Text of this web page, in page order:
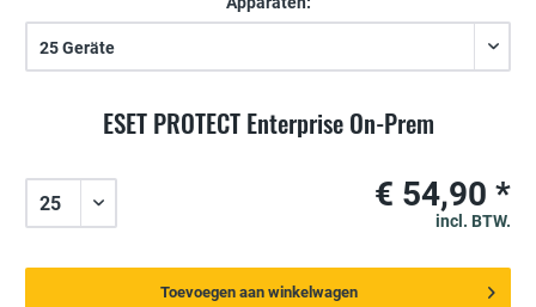
ESET PROTECT Enterprise On-Prem
€ 54,90 *
incl. BTW.
Toevoegen aan winkelwagen